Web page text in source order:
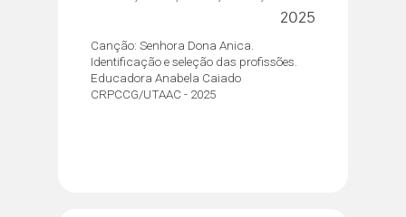
2025
Canção: Senhora Dona Anica.
Identificação e seleção das profissões.
Educadora Anabela Caiado
CRPCCG/UTAAC - 2025